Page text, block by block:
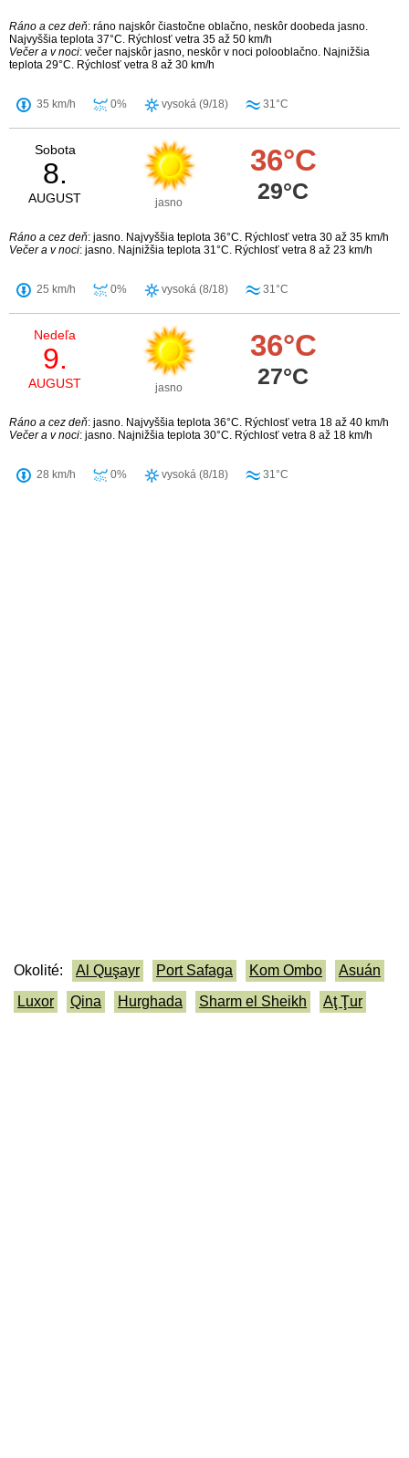
Ráno a cez deň: ráno najskôr čiastočne oblačno, neskôr doobeda jasno.
Najvyššia teplota 37°C. Rýchlosť vetra 35 až 50 km/h
Večer a v noci: večer najskôr jasno, neskôr v noci polooblačno. Najnižšia
teplota 29°C. Rýchlosť vetra 8 až 30 km/h
35 km/h 0% vysoká (9/18) 31°C
Sobota
8.
AUGUST jasno
36°C
29°C
Ráno a cez deň: jasno. Najvyššia teplota 36°C. Rýchlosť vetra 30 až 35 km/h
Večer a v noci: jasno. Najnižšia teplota 31°C. Rýchlosť vetra 8 až 23 km/h
25 km/h 0% vysoká (8/18) 31°C
Nedeľa
9.
AUGUST jasno
36°C
27°C
Ráno a cez deň: jasno. Najvyššia teplota 36°C. Rýchlosť vetra 18 až 40 km/h
Večer a v noci: jasno. Najnižšia teplota 30°C. Rýchlosť vetra 8 až 18 km/h
28 km/h 0% vysoká (8/18) 31°C
Okolité: Al Quşayr Port Safaga Kom Ombo
Asuán
Luxor
Qina Hurghada Sharm el Sheikh Aţ Ţur